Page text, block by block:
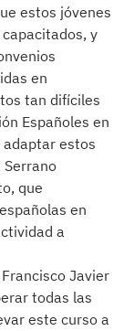
estos jóvenes
y
en
tan difíciles
Españoles en
estos
Serrano
que
en
a
Javier
todas las
este curso a